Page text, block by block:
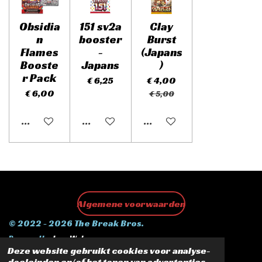
Deze website gebruikt cookies voor analyse-
Obsidia
n
Flames
Booste
r Pack
€ 6,00
Uitgeschakeld
151 sv2a
booster
-
Japans
€ 6,25
Uitgeschakeld
Clay
Burst
(Japans
)
€ 4,00
€ 5,00
Uitgeschakeld
Algemene voorwaarden
© 2022 - 2026 The Break Bros.
Powered byJouwWeb